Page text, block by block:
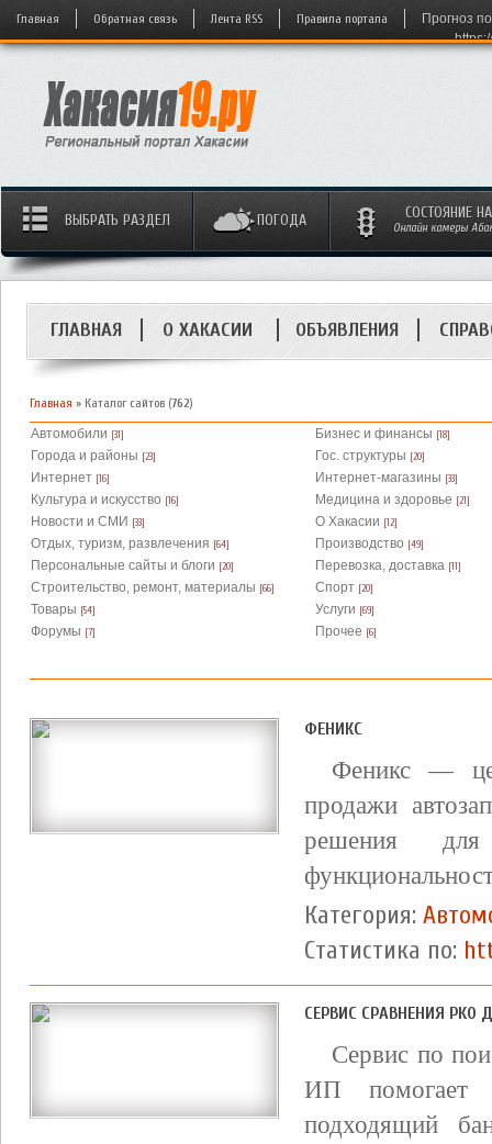
Главная Обратная связь Лента RSS Правила портала
Прогноз
ВЫБРАТЬ РАЗДЕЛ ПОГОДА СОСТОЯНИЕ
Онлайн камеры
ГЛАВНАЯ О ХАКАСИИ ОБЪЯВЛЕНИЯ
Главная » Каталог сайтов (762)
Автомобили [31] Бизнес и финансы [18]
Города и районы [23] Гос. структуры [20]
Интернет [16] Интернет-магазины [33]
Культура и искусство [16] Медицина и здоровье [21]
Новости и СМИ [33] О Хакасии [12]
Отдых, туризм, развлечения [64] Производство [49]
Персональные сайты и блоги [20] Перевозка, доставка [11]
Строительство, ремонт, материалы [66] Спорт [20]
Товары [54] Услуги [69]
Форумы [7] Прочее [6]
ФЕНИКС
Феникс —
продажи
решения
Категория:
Статистика по:
СЕРВИС СРАВНЕНИЯ РКО
Сервис по
ИП помогает
подходящий